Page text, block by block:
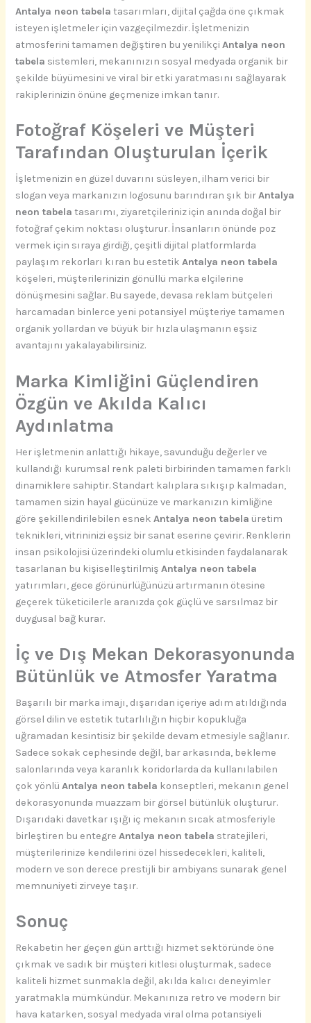
Antalya neon tabela tasarımları, dijital çağda öne çıkmak
isteyen işletmeler için vazgeçilmezdir. İşletmenizin
atmosferini tamamen değiştiren bu yenilikçiAntalya neon
tabela sistemleri, mekanınızın sosyal medyada organik bir
şekilde büyümesini ve viral bir etki yaratmasını sağlayarak
rakiplerinizin önüne geçmenize imkan tanır.
Fotoğraf Köşeleri ve Müşteri
Tarafından Oluşturulan İçerik
İşletmenizin en güzel duvarını süsleyen, ilham verici bir
slogan veya markanızın logosunu barındıran şık birAntalya
neon tabela tasarımı, ziyaretçileriniz için anında doğal bir
fotoğraf çekim noktası oluşturur. İnsanların önünde poz
vermek için sıraya girdiği, çeşitli dijital platformlarda
paylaşım rekorları kıran bu estetikAntalya neon tabela
köşeleri, müşterilerinizin gönüllü marka elçilerine
dönüşmesini sağlar. Bu sayede, devasa reklam bütçeleri
harcamadan binlerce yeni potansiyel müşteriye tamamen
organik yollardan ve büyük bir hızla ulaşmanın eşsiz
avantajını yakalayabilirsiniz.
Marka Kimliğini Güçlendiren
Özgün ve Akılda Kalıcı
Aydınlatma
Her işletmenin anlattığı hikaye, savunduğu değerler ve
kullandığı kurumsal renk paleti birbirinden tamamen farklı
dinamiklere sahiptir. Standart kalıplara sıkışıp kalmadan,
tamamen sizin hayal gücünüze ve markanızın kimliğine
göre şekillendirilebilen esnekAntalya neon tabela üretim
teknikleri, vitrininizi eşsiz bir sanat eserine çevirir. Renklerin
insan psikolojisi üzerindeki olumlu etkisinden faydalanarak
tasarlanan bu kişiselleştirilmişAntalya neon tabela
yatırımları, gece görünürlüğünüzü artırmanın ötesine
geçerek tüketicilerle aranızda çok güçlü ve sarsılmaz bir
duygusal bağ kurar.
İç ve Dış Mekan Dekorasyonunda
Bütünlük ve Atmosfer Yaratma
Başarılı bir marka imajı, dışarıdan içeriye adım atıldığında
görsel dilin ve estetik tutarlılığın hiçbir kopukluğa
uğramadan kesintisiz bir şekilde devam etmesiyle sağlanır.
Sadece sokak cephesinde değil, bar arkasında, bekleme
salonlarında veya karanlık koridorlarda da kullanılabilen
çok yönlüAntalya neon tabela konseptleri, mekanın genel
dekorasyonunda muazzam bir görsel bütünlük oluşturur.
Dışarıdaki davetkar ışığı iç mekanın sıcak atmosferiyle
birleştiren bu entegreAntalya neon tabela stratejileri,
müşterilerinize kendilerini özel hissedecekleri, kaliteli,
modern ve son derece prestijli bir ambiyans sunarak genel
memnuniyeti zirveye taşır.
Sonuç
Rekabetin her geçen gün arttığı hizmet sektöründe öne
çıkmak ve sadık bir müşteri kitlesi oluşturmak, sadece
kaliteli hizmet sunmakla değil, akılda kalıcı deneyimler
yaratmakla mümkündür. Mekanınıza retro ve modern bir
hava katarken, sosyal medyada viral olma potansiyeli